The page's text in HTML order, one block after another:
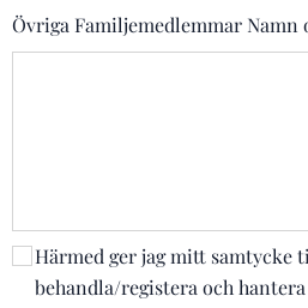
Övriga Familjemedlemmar Namn
Härmed ger jag mitt samtycke
behandla/registera och